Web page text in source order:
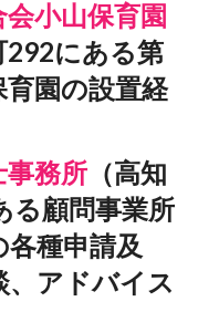
小山保育園
292にある第
園の設置経
事務所 （高知
る顧問事業所
種申請及
、アドバイス